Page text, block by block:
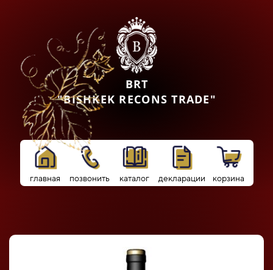
BRT
"BISHKEK RECONS TRADE"
главная позвонить каталог декларации корзина